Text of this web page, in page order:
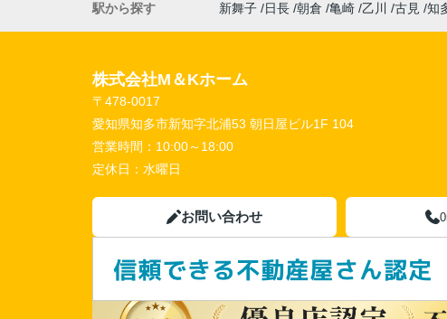
駅から探す
新舞子 日長 朝倉 亀崎 乙川 古見 知
株式会社M＆Kホーム
〒478-0017
愛知県知多市新知字北浦53 朝日屋ビル1F 104
営業時間： 10:00～18:00
定休日： 水曜日
お問い合わせ